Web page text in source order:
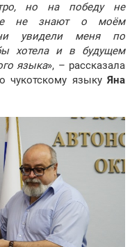
но на победу не
не знают о моём
увидели меня по
хотела и в будущем
языка», – рассказала
чукотскому языку Яна